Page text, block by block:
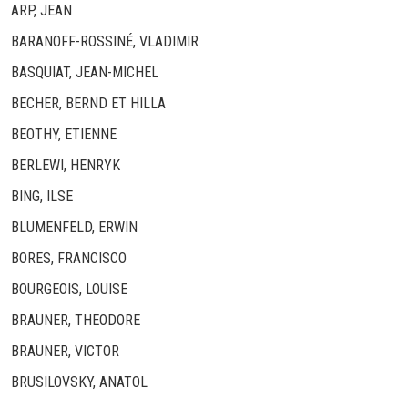
ARP, JEAN
BARANOFF-ROSSINÉ, VLADIMIR
BASQUIAT, JEAN-MICHEL
BECHER, BERND ET HILLA
BEOTHY, ETIENNE
BERLEWI, HENRYK
BING, ILSE
BLUMENFELD, ERWIN
BORES, FRANCISCO
BOURGEOIS, LOUISE
BRAUNER, THEODORE
BRAUNER, VICTOR
BRUSILOVSKY, ANATOL